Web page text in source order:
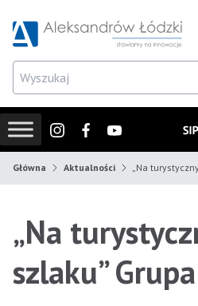
Główna Aktualności „Na
„Na
szlaku”